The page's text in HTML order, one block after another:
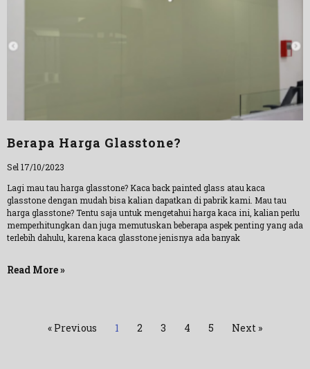
Berapa Harga Glasstone?
Sel 17/10/2023
Lagi mau tau harga glasstone? Kaca back painted glass atau kaca
glasstone dengan mudah bisa kalian dapatkan di pabrik kami. Mau tau
harga glasstone? Tentu saja untuk mengetahui harga kaca ini, kalian perlu
memperhitungkan dan juga memutuskan beberapa aspek penting yang ada
terlebih dahulu, karena kaca glasstone jenisnya ada banyak
Read More »
« Previous 1 2 3 4 5 Next »